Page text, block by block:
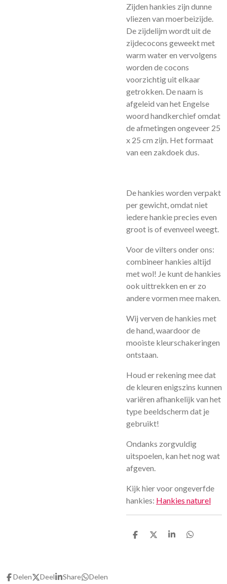
Zijden hankies zijn dunne
vliezen van moerbeizijde.
De zijdelijm wordt uit de
zijdecocons geweekt met
warm water en vervolgens
worden de cocons
voorzichtig uit elkaar
getrokken. De naam is
afgeleid van het Engelse
woord handkerchief omdat
de afmetingen ongeveer 25
x 25 cm zijn. Het formaat
van een zakdoek dus.
De hankies worden verpakt
per gewicht, omdat niet
iedere hankie precies even
groot is of evenveel weegt.
Voor de vilters onder ons:
combineer hankies altijd
met wol! Je kunt de hankies
ook uittrekken en er zo
andere vormen mee maken.
Wij verven de hankies met
de hand, waardoor de
mooiste kleurschakeringen
ontstaan.
Houd er rekening mee dat
de kleuren enigszins kunnen
variëren afhankelijk van het
type beeldscherm dat je
gebruikt!
Ondanks zorgvuldig
uitspoelen, kan het nog wat
afgeven.
Kijk hier voor ongeverfde
hankies: Hankies naturel
D
D
S
D
Delen Deel Share Delen